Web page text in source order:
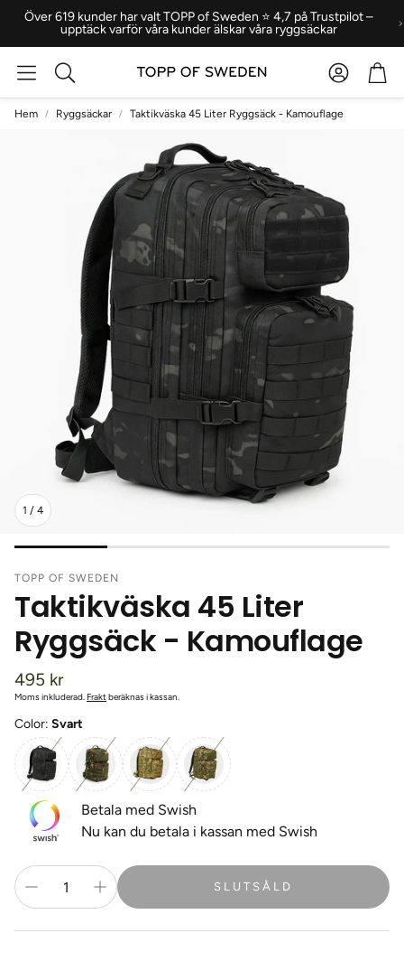
Över 619 kunder har valt TOPP of Sweden ⭐ 4,7 på Trustpilot –
upptäck varför våra kunder älskar våra ryggsäckar
Sök
Konto
Hem Ryggsäckar Taktikväska 45 Liter Ryggsäck - Kamouflage
1 / 4
TOPP OF SWEDEN
Taktikväska 45 Liter
Ryggsäck - Kamouflage
Ordinarie
pris
495 kr
Moms inkluderad. Fraktberäknas i kassan.
Color: Svart
Betala med Swish
Nu kan du betala i kassan med Swish
SLUTSÅLD